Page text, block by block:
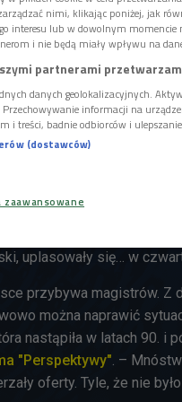
w liczbę
w jakość ich
Powraca więc
udają, że uczą, a
jakie stają przed nimi
tzw. Ranking
świata, biorąc pod
Nobla. Oba czołowe
uplasowały się… w
przybywa magistrów. Z
można naprawić
nastąpiła w latach 90. i
"Perspektywy". –
oferty. Tyle, że nie
nimi, klikając poniżej, jak
interesu lub w dowolnym
i nie będą miały wpływu na
partnerami
danych geolokalizacyjnych.
informacji na
i treści, badnie odbiorców i ulepszanie
(dostawców)